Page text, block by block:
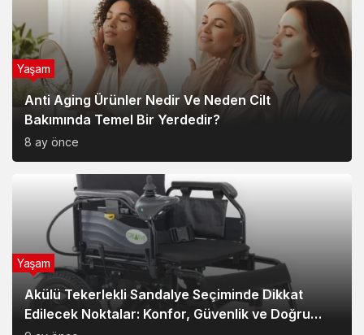
Anti Aging Ürünler Nedir Ve Neden Cilt
Bakımında Temel Bir Yerdedir?
8 ay önce
Yaşam
Akülü Tekerlekli Sandalye Seçiminde Dikkat
Edilecek Noktalar: Konfor, Güvenlik ve Doğru
Yaşam